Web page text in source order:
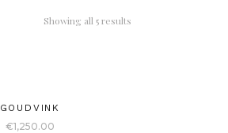
Showing all 5 results
GOUDVINK
€1,250.00